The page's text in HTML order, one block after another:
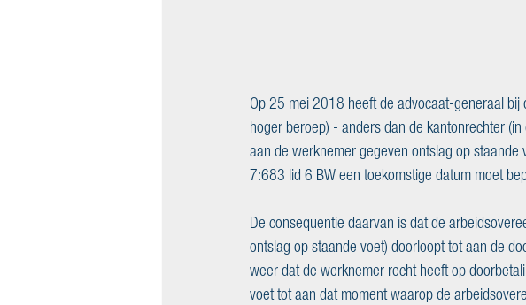
Op 25 mei 2018 heeft de advocaat-generaal bij
hoger beroep) - anders dan de kantonrechter
aan de werknemer gegeven ontslag op
7:683 lid 6 BW een toekomstige datum moet
De consequentie daarvan is dat de
ontslag op staande voet) doorloopt tot aan de
weer dat de werknemer recht heeft op
voet tot aan dat moment waarop de